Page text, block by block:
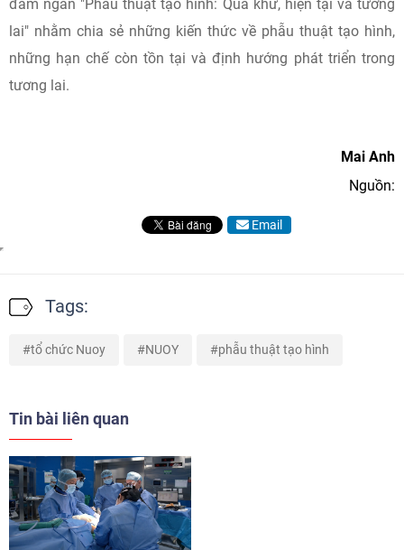
đàm ngắn "Phẫu thuật tạo hình: Quá khứ, hiện tại và tương
lai" nhằm chia sẻ những kiến thức về phẫu thuật tạo hình,
những hạn chế còn tồn tại và định hướng phát triển trong
tương lai.
Mai Anh
Nguồn:
Email
Tags:
tổ chức Nuoy NUOY phẫu thuật tạo hình
Tin bài liên quan